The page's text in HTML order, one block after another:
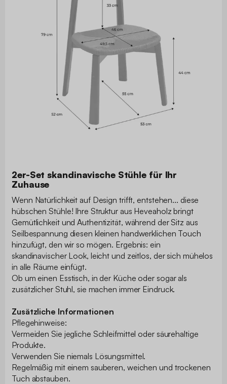
2er-Set skandinavische Stühle für Ihr
Zuhause
Wenn Natürlichkeit auf Design trifft, entstehen... diese
hübschen Stühle! Ihre Struktur aus Heveaholz bringt
Gemütlichkeit und Authentizität, während der Sitz aus
Seilbespannung diesen kleinen handwerklichen Touch
hinzufügt, den wir so mögen. Ergebnis: ein
skandinavischer Look, leicht und zeitlos, der sich mühelos
in alle Räume einfügt.
Ob um einen Esstisch, in der Küche oder sogar als
zusätzlicher Stuhl, sie machen immer Eindruck.
Zusätzliche Informationen
Pflegehinweise:
Vermeiden Sie jegliche Schleifmittel oder säurehaltige
Produkte.
Verwenden Sie niemals Lösungsmittel.
Regelmäßig mit einem sauberen, weichen und trockenen
Tuch abstauben.